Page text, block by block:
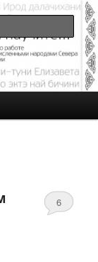
народами
6